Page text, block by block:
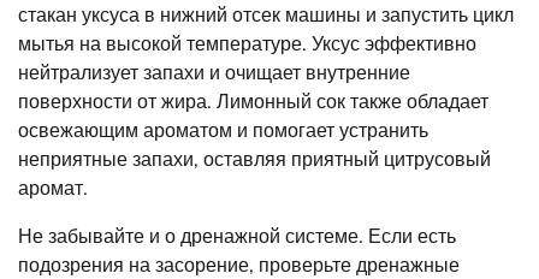
стакан уксуса в нижний отсек машины и запустить цикл
мытья на высокой температуре. Уксус эффективно
нейтрализует запахи и очищает внутренние
поверхности от жира. Лимонный сок также обладает
освежающим ароматом и помогает устранить
неприятные запахи, оставляя приятный цитрусовый
аромат.
Не забывайте и о дренажной системе. Если есть
подозрения на засорение, проверьте дренажные